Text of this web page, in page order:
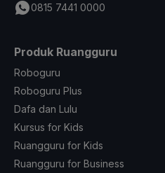
0815 7441 0000
Produk Ruangguru
Roboguru
Roboguru Plus
Dafa dan Lulu
Kursus for Kids
Ruangguru for Kids
Ruangguru for Business